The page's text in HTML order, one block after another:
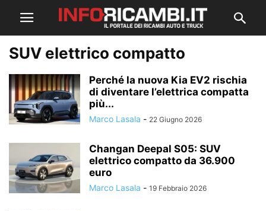
SUV elettrico compatto
Perché la nuova Kia EV2 rischia
di diventare l’elettrica compatta
più...
Marco Lasala - 22 Giugno 2026
Changan Deepal S05: SUV
elettrico compatto da 36.900
euro
Marco Lasala - 19 Febbraio 2026